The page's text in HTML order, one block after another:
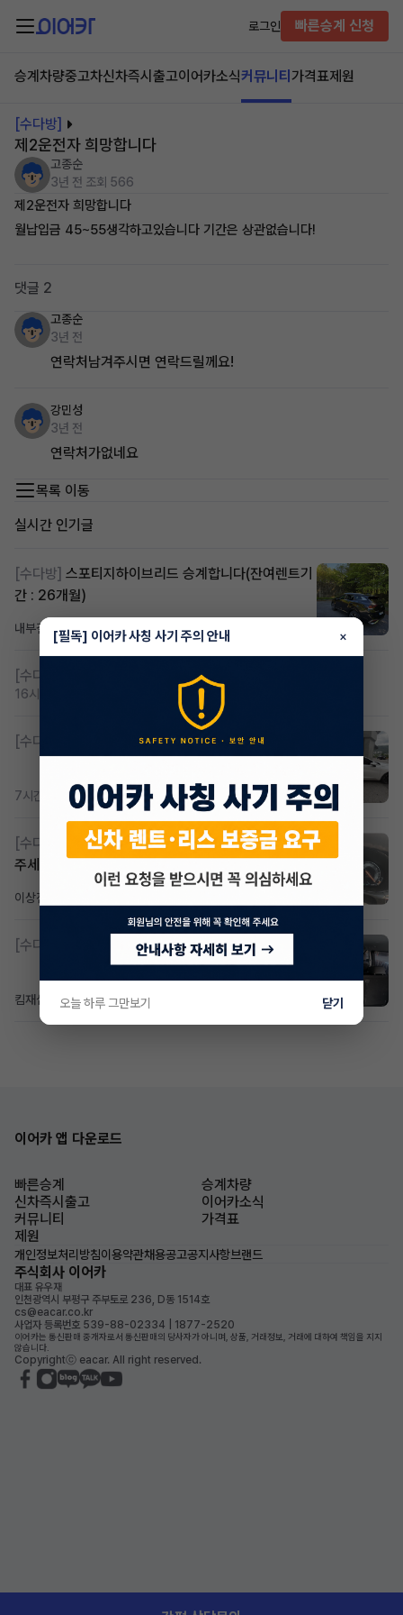
로그인 빠른승계 신청
승계차량중고차신차즉시출고이어카소식커뮤니티 가격표제원
[수다방]
제2운전자 희망합니다
고종순
3년 전 조회 566
제2운전자 희망합니다
월납입금 45~55생각하고있습니다 기간은 상관없습니다!
댓글 2
고종순
3년 전
연락처남겨주시면 연락드릴께요!
강민성
3년 전
연락처가없네요
목록 이동
실시간 인기글
[수다방] 스포티지하이브리드 승계합니다(잔여렌트기
간 : 26개월)
내부결재11시간 전조회 803 댓글 1
[수다방] 저신용 무심사 or 신차 렌트 찾으시는분!!
16시간 전
[수다방] K8 하이브리드 (풀옵션) 758,780원
7시간 전 조회 362댓글 2
[수다방]
Gv70 승계자분 구합니다 지원금 협의연락
주세요
이상진
[수다방] 소렌토 2.5 T&스타리아9인승디젤 2운전자
킴재섭 23시간 전조회 93댓글 3
이어카 앱 다운로드
빠른승계
승계차량
신차즉시출고
이어카소식
커뮤니티
가격표
제원
개인정보처리방침이용약관채용공고공지사항브랜드
주식회사 이어카
대표 유우재
인천광역시 부평구 주부토로 236, D동 1514호
cs@eacar.co.kr
사업자 등록번호 539-88-02334 | 1877-2520
이어카는 통신판매 중개자로서 통신판매의 당사자가 아니며, 상품, 거래정보, 거래에 대하여 책임을 지지
않습니다.
Copyrightⓒ eacar. All right reserved.
[필독] 이어카 사칭 사기 주의 안내 ×
오늘 하루 그만보기 닫기